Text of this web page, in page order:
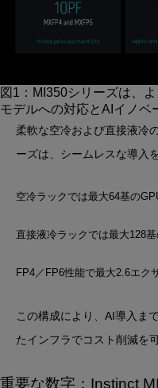
図1： MI350シリーズは、
モデルへの対応とAIイノベ
柔軟な空冷および直接液冷
ーズは、シームレスな導入
空冷ラックでは最大64基の
直接液冷ラックでは最大128
FP4／FP6性能で最大2.6エク
この構成により、AI導入ま
たインフラでコスト削減を
重要な数字：Instinct